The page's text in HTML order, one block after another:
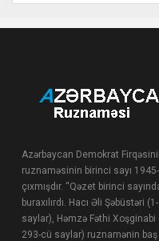
Azərbaycan Demokrat
ruznaməsinin birinci sayı
çıxmışdır. “Qəzet birinci
buraxılırdı. Hacı Əli Şəbüstəri
saylar), Həmzə Fəthi
293-cü saylar) ruznamənin baş